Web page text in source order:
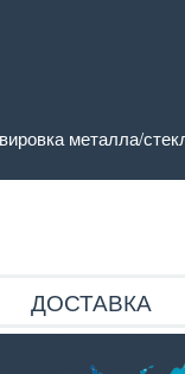
металла/
ДОСТАВКА